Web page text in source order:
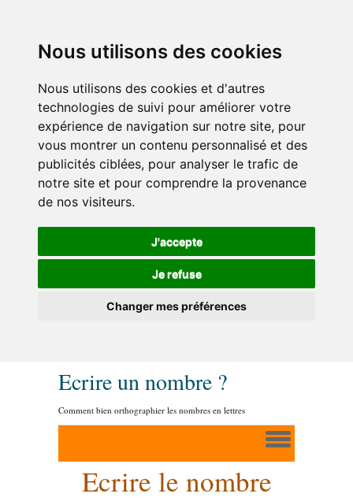
Nous utilisons des cookies
Nous utilisons des cookies et d'autres
technologies de suivi pour améliorer votre
expérience de navigation sur notre site, pour
vous montrer un contenu personnalisé et des
publicités ciblées, pour analyser le trafic de
notre site et pour comprendre la provenance
de nos visiteurs.
J'accepte
Je refuse
Changer mes préférences
Ecrire un nombre ?
Comment bien orthographier les nombres en lettres
Ecrire le nombre